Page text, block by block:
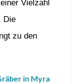
Vielzahl
Die
zu den
in Myra